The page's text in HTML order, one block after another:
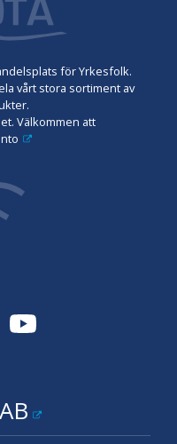
för Yrkesfolk.
vårt stora sortiment av
Välkommen att